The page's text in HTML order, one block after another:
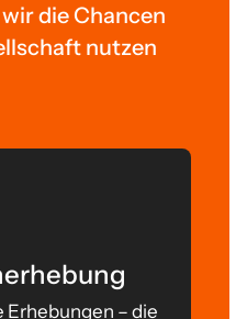
die Chancen
nutzen
Erhebungen – die